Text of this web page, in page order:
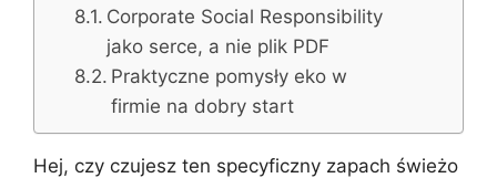
Corporate Social Responsibility
jako serce, a nie plik PDF
Praktyczne pomysły eko w
firmie na dobry start
Hej, czy czujesz ten specyficzny zapach świeżo